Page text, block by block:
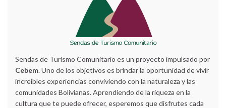
Sendas de Turismo Comunitario es un proyecto impulsado por
Cebem. Uno de los objetivos es brindar la oportunidad de vivir
increíbles experiencias conviviendo con la naturaleza y las
comunidades Bolivianas. Aprendiendo de la riqueza en la
cultura que te puede ofrecer, esperemos que disfrutes cada